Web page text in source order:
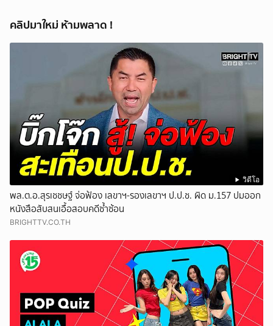
คลิปมาใหม่ ห้ามพลาด !
วิดีโอ
พล.ต.อ.สุรเชชษฐ์ จ่อฟ้อง เลขาฯ-รองเลขาฯ ป.ป.ช. ผิด ม.157 ปมออก
หนังสือสับสนเอื้อสอบคดีซ้ำซ้อน
BRIGHTTV.CO.TH